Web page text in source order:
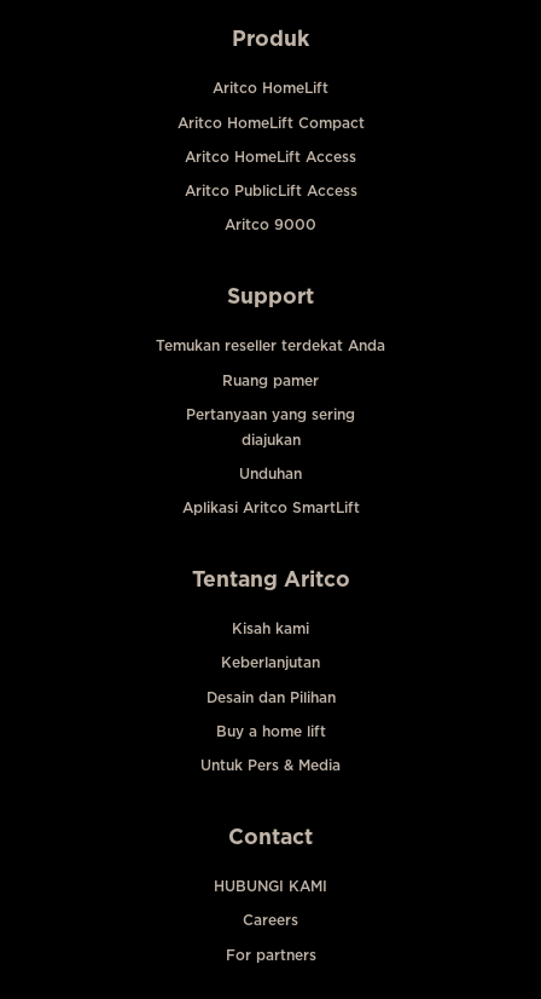
Produk
Aritco HomeLift
Aritco HomeLift Compact
Aritco HomeLift Access
Aritco PublicLift Access
Aritco 9000
Support
Temukan reseller terdekat Anda
Ruang pamer
Pertanyaan yang sering
diajukan
Unduhan
Aplikasi Aritco SmartLift
Tentang Aritco
Kisah kami
Keberlanjutan
Desain dan Pilihan
Buy a home lift
Untuk Pers & Media
Contact
HUBUNGI KAMI
Careers
For partners